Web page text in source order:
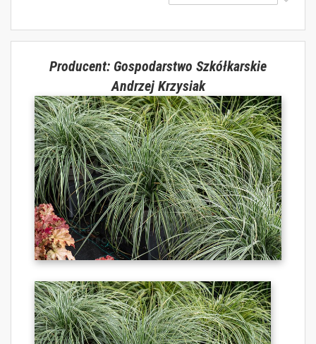
Producent: Gospodarstwo Szkółkarskie
Andrzej Krzysiak